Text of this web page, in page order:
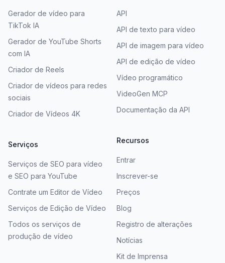
Gerador de vídeo para
TikTok IA
Gerador de YouTube Shorts
com IA
Criador de Reels
Criador de vídeos para redes
sociais
Criador de Vídeos 4K
Serviços
Serviços de SEO para vídeo
e SEO para YouTube
Contrate um Editor de Vídeo
Serviços de Edição de Vídeo
Todos os serviços de
produção de vídeo
API
API de texto para vídeo
API de imagem para vídeo
API de edição de vídeo
Vídeo programático
VideoGen MCP
Documentação da API
Recursos
Entrar
Inscrever-se
Preços
Blog
Registro de alterações
Notícias
Kit de Imprensa